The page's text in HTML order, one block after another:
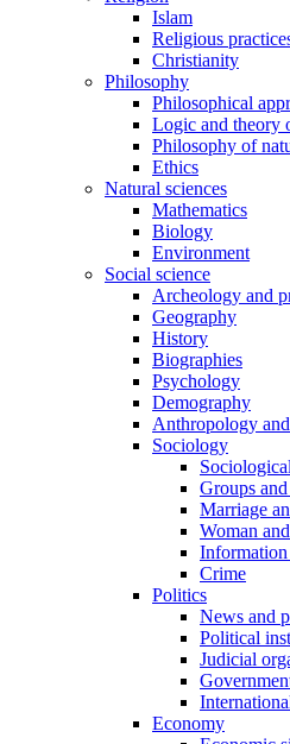
Islam
Religious
Christianity
Philosophy
Philosophical
Logic and theory
Philosophy of
Ethics
Natural sciences
Mathematics
Biology
Environment
Social science
Archeology and
Geography
History
Biographies
Psychology
Demography
Anthropology
Sociology
Groups
Marriage
Woman
Crime
Politics
News and
Political
Judicial
Economy